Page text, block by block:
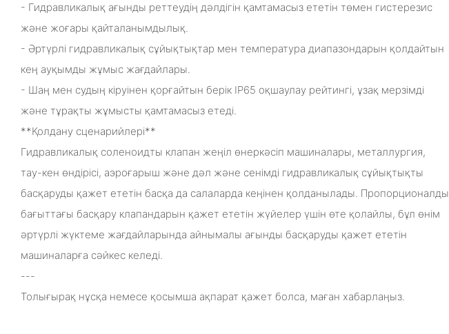
- Гидравликалық ағынды реттеудің дәлдігін қамтамасыз ететін төмен гистерезис
және жоғары қайталанымдылық.
- Әртүрлі гидравликалық сұйықтықтар мен температура диапазондарын қолдайтын
кең ауқымды жұмыс жағдайлары.
- Шаң мен судың кіруінен қорғайтын берік IP65 оқшаулау рейтингі, ұзақ мерзімді
және тұрақты жұмысты қамтамасыз етеді.
**Қолдану сценарийлері**
Гидравликалық соленоидты клапан жеңіл өнеркәсіп машиналары, металлургия,
тау-кен өндірісі, аэроғарыш және дәл және сенімді гидравликалық сұйықтықты
басқаруды қажет ететін басқа да салаларда кеңінен қолданылады. Пропорционалды
бағыттағы басқару клапандарын қажет ететін жүйелер үшін өте қолайлы, бұл өнім
әртүрлі жүктеме жағдайларында айнымалы ағынды басқаруды қажет ететін
машиналарға сәйкес келеді.
---
Толығырақ нұсқа немесе қосымша ақпарат қажет болса, маған хабарлаңыз.